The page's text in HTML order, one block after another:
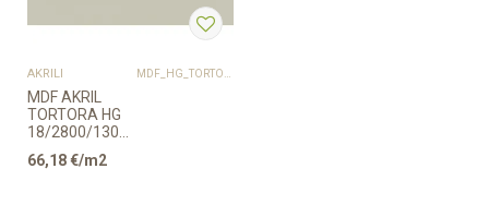
AKRILI
MDF AKRIL
TORTORA HG
18/2800/1300mm
66,18€/m2